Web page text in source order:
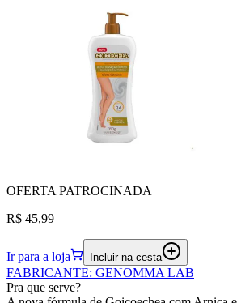
OFERTA PATROCINADA
R$ 45,99
Ir para a loja Incluir na cesta
FABRICANTE: GENOMMA LAB
Pra que serve?